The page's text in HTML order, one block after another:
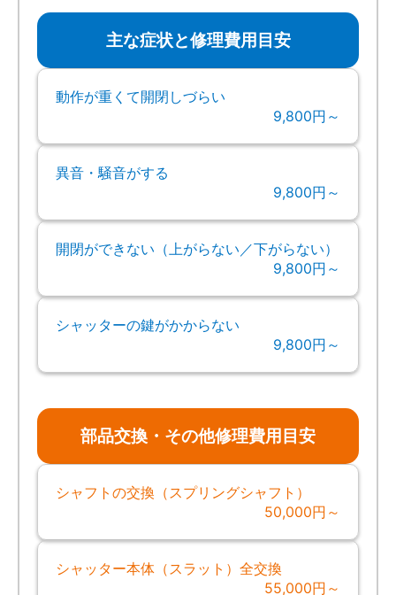
主な症状と修理費用目安
動作が重くて開閉しづらい
9,800円～
異音・騒音がする
9,800円～
開閉ができない（上がらない／下がらない）
9,800円～
シャッターの鍵がかからない
9,800円～
部品交換・その他修理費用目安
シャフトの交換（スプリングシャフト）
50,000円～
シャッター本体（スラット）全交換
55,000円～